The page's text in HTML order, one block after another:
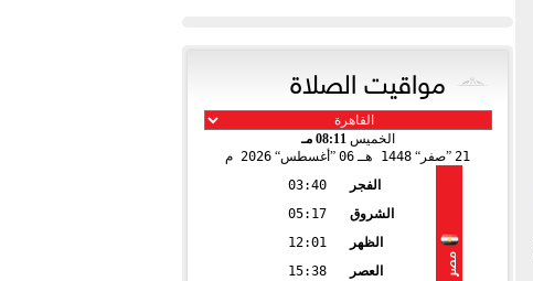
مواقيت الصلاة
الخميس08:11 مـ
21 صفر 1448 هـ 06 أغسطس 2026 م
مصر
الفجر
03:40
الشروق
05:17
الظهر
12:01
العصر
15:38